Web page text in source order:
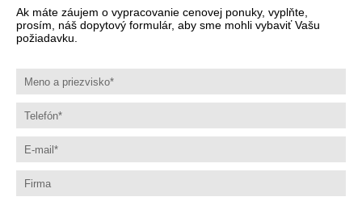
Ak máte záujem o vypracovanie cenovej ponuky, vyplňte,
prosím, náš dopytový formulár, aby sme mohli vybaviť Vašu
požiadavku.